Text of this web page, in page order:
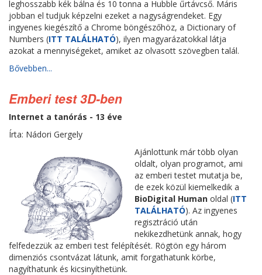
leghosszabb kék bálna és 10 tonna a Hubble űrtávcső. Máris
jobban el tudjuk képzelni ezeket a nagyságrendeket. Egy
ingyenes kiegészítő a Chrome böngészőhöz, a Dictionary of
Numbers (ITT TALÁLHATÓ), ilyen magyarázatokkal látja
azokat a mennyiségeket, amiket az olvasott szövegben talál.
Bővebben...
Emberi test 3D-ben
Internet a tanórás - 13 éve
Írta: Nádori Gergely
Ajánlottunk már több olyan
oldalt, olyan programot, ami
az emberi testet mutatja be,
de ezek közül kiemelkedik a
BioDigital Human oldal (ITT
TALÁLHATÓ). Az ingyenes
regisztráció után
nekikezdhetünk annak, hogy
felfedezzük az emberi test felépítését. Rögtön egy három
dimenziós csontvázat látunk, amit forgathatunk körbe,
nagyíthatunk és kicsinyíthetünk.